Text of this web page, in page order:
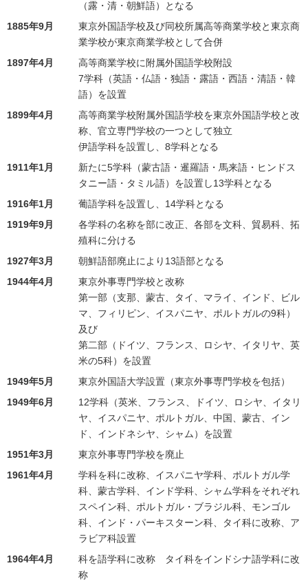
（露・清・朝鮮語）となる
1885年9月
東京外国語学校及び同校所属高等商業学校と東京商
業学校が東京商業学校として合併
1897年4月
高等商業学校に附属外国語学校附設
7学科（英語・仏語・独語・露語・西語・清語・韓
語）を設置
1899年4月
高等商業学校附属外国語学校を東京外国語学校と改
称、官立専門学校の一つとして独立
伊語学科を設置し、8学科となる
1911年1月
新たに5学科（蒙古語・暹羅語・馬来語・ヒンドス
タニー語・タミル語）を設置し13学科となる
1916年1月
葡語学科を設置し、14学科となる
1919年9月
各学科の名称を部に改正、各部を文科、貿易科、拓
殖科に分ける
1927年3月
朝鮮語部廃止により13語部となる
1944年4月
東京外事専門学校と改称
第一部（支那、蒙古、タイ、マライ、インド、ビル
マ、フィリピン、イスパニヤ、ポルトガルの9科）
及び
第二部（ドイツ、フランス、ロシヤ、イタリヤ、英
米の5科）を設置
1949年5月
東京外国語大学設置（東京外事専門学校を包括）
1949年6月
12学科（英米、フランス、ドイツ、ロシヤ、イタリ
ヤ、イスパニヤ、ポルトガル、中国、蒙古、イン
ド、インドネシヤ、シャム）を設置
1951年3月
東京外事専門学校を廃止
1961年4月
学科を科に改称、イスパニヤ学科、ポルトガル学
科、蒙古学科、インド学科、シャム学科をそれぞれ
スペイン科、ポルトガル・ブラジル科、モンゴル
科、インド・パーキスターン科、タイ科に改称、ア
ラビア科設置
1964年4月
科を語学科に改称 タイ科をインドシナ語学科に改
称